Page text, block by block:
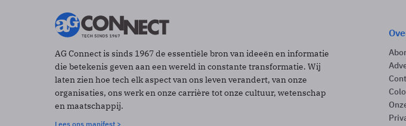
AG Connect is sinds 1967 de essentiële bron van ideeën en informatie
die betekenis geven aan een wereld in constante transformatie. Wij
laten zien hoe tech elk aspect van ons leven verandert, van onze
organisaties, ons werk en onze carrière tot onze cultuur, wetenschap
en maatschappij.
Lees ons manifest >